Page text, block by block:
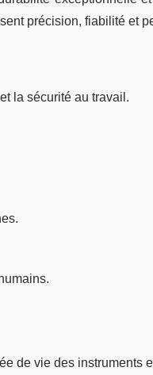
précision, fiabilité et
la sécurité au travail.
de vie des instruments